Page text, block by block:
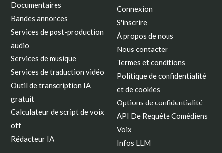
Documentaires
Bandes annonces
Services de post-production
audio
Services de musique
Services de traduction vidéo
Outil de transcription IA
gratuit
Calculateur de script de voix
off
Rédacteur IA
Connexion
S'inscrire
À propos de nous
Nous contacter
Termes et conditions
Politique de confidentialité
et de cookies
Options de confidentialité
API De Requête Comédiens
Voix
Infos LLM